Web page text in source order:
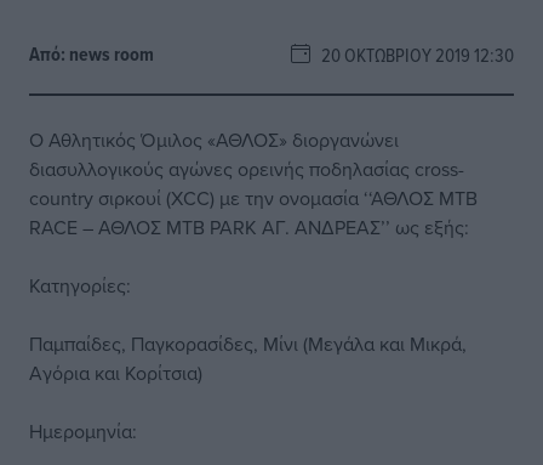
Από: news room 20 ΟΚΤΩΒΡΊΟΥ 2019 12:30
Ο Αθλητικός Όμιλος «ΑΘΛΟΣ» διοργανώνει
διασυλλογικούς αγώνες ορεινής ποδηλασίας cross-
country σιρκουί (XCC) με την ονομασία ‘‘ΑΘΛΟΣ MTB
RACE – ΑΘΛΟΣ ΜΤΒ PARK ΑΓ. ΑΝΔΡΕΑΣ’’ ως εξής:
Κατηγορίες:
Παμπαίδες, Παγκορασίδες, Μίνι (Μεγάλα και Μικρά,
Αγόρια και Κορίτσια)
Ημερομηνία: